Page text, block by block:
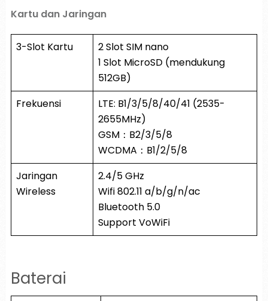
Kartu dan Jaringan
3-Slot Kartu
2 Slot SIM nano
1 Slot MicroSD (mendukung
512GB)
Frekuensi
LTE: B1/3/5/8/40/41 (2535-
2655MHz)
GSM：B2/3/5/8
WCDMA：B1/2/5/8
Jaringan
Wireless
2.4/5 GHz
Wifi 802.11 a/b/g/n/ac
Bluetooth 5.0
Support VoWiFi
Baterai